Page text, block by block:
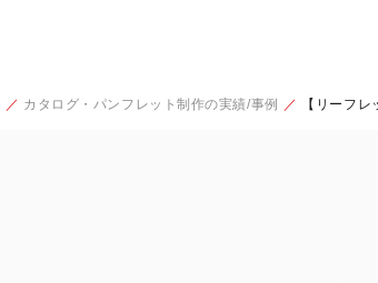
カタログ・パンフレット制作の実績/事例 【リーフ